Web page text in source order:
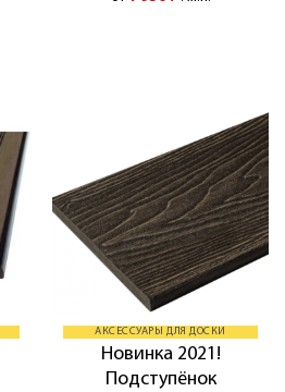
АКСЕССУАРЫ ДЛЯ ДОСКИ
Новинка 2021!
Подступёнок